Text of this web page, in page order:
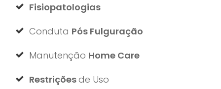
Fisiopatologias
Conduta Pós Fulguração
Manutenção Home Care
Restriçõesde Uso